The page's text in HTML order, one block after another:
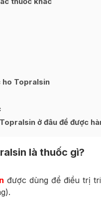
ho Topralsin
ở đâu để được
là thuốc gì?
được dùng để điều trị